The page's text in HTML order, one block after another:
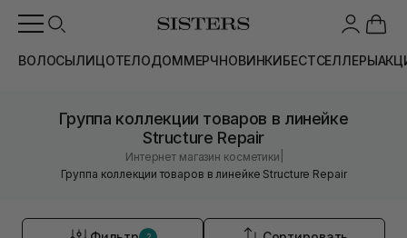
ВОЛОСЫЛИЦОТЕЛОДОММЕРЧНОВИНКИБЕСТСЕЛЛЕРЫ
Группа коллекции товаров в линейке
Structure Repair
Интернет магазин косметики
Группа коллекции товаров в линейке Structure Repair